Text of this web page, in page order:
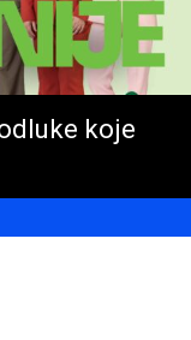
koje